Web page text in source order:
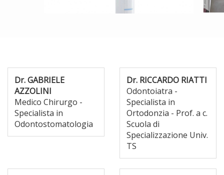
Dr. GABRIELE
AZZOLINI
Medico Chirurgo -
Specialista in
Odontostomatologia
Dr. RICCARDO RIATTI
Odontoiatra -
Specialista in
Ortodonzia - Prof. a c.
Scuola di
Specializzazione Univ.
TS